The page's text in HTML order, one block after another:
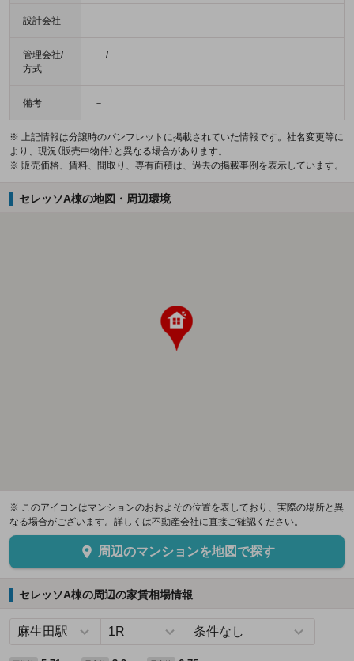
設計会社 －
管理会社/
方式
－ / －
備考 －
※ 上記情報は分譲時のパンフレットに掲載されていた情報です。社名変更等に
より、現況（販売中物件）と異なる場合があります。
※ 販売価格、賃料、間取り、専有面積は、過去の掲載事例を表示しています。
セレッソA棟の地図・周辺環境
※ このアイコンはマンションのおおよその位置を表しており、実際の場所と異
なる場合がございます。詳しくは不動産会社に直接ご確認ください。
周辺のマンションを地図で探す
セレッソA棟の周辺の家賃相場情報